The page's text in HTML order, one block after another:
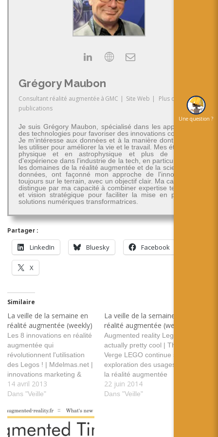
Grégory Maubon
Consultant réalité augmentée à GMC | Site Web |
Plus de
publications
Je suis Grégory Maubon, spécialisé dans les applications
des technologies pour favoriser des innovations concrètes.
Je m'intéresse aux données et à la manière dont on peut
les utiliser pour améliorer la vie et le travail. Mes études en
physique et en astrophysique et plus de 30 ans
d'expérience dans l'industrie de la tech, en particulier dans
les domaines de la réalité augmentée et de la science des
données, ont façonné mon approche de l'innovation -
toujours sur le terrain, avec un objectif clair. Ma carrière se
distingue par ma capacité à combiner expertise technique
et vision stratégique pour faciliter la mise en place de
solutions numériques transformatrices.
Partager :
LinkedIn Bluesky Facebook
X
Similaire
La veille de la semaine en
réalité augmentée (weekly)
Les 8 innovations en réalité
augmentée qui
révolutionnent l'utilisation
des Legos ! | Mdelmas.net |
innovations marketing &
idées originales de
communication Lego et son
augmentée tags: Lego
usage marque objet Posted
from Diigo. The rest of my
14 avril 2013
Dans "Veille"
La veille de la semaine en
réalité augmentée (weekly)
Augmented reality Lego is
actually pretty cool | The
Verge LEGO continue son
exploration des usages de
la réalité augmentée
tags:lego jeu jouet usage
construction Towards an
22 juin 2014
Dans "Veille"
Une question ?